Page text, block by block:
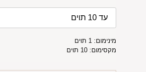
מינימום: 1 תוים
מקסימום: 10 תוים